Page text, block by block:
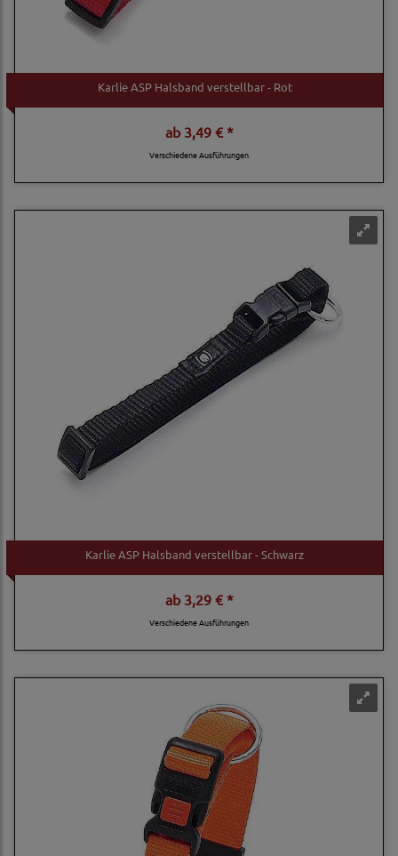
Karlie ASP Halsband verstellbar - Rot
ab3,49 € *
Verschiedene Ausführungen
Karlie ASP Halsband verstellbar - Schwarz
ab3,29 € *
Verschiedene Ausführungen